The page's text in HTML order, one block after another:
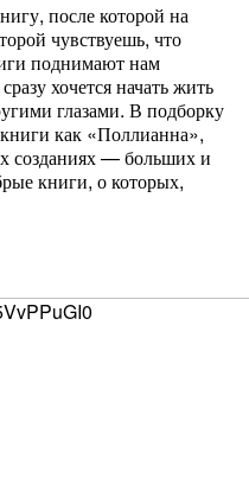
после которой на
чувствуешь, что
поднимают нам
хочется начать жить
глазами. В подборку
как «Поллианна»,
созданиях — больших и
книги, о которых,